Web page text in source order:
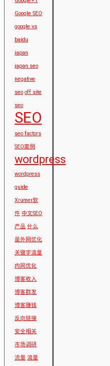
Google SEO
google vs
baidu
japan
japan seo
negative
seo off site
seo
SEO
seo factors
SEO案例
wordpress
wordpress
guide
Xrumer软
件 中文SEO
产品 什么
是外网优化
关键字流量
内网优化
博客收入
博客群发
博客赚钱
反向链接
安全相关
市场调研
流量 流量